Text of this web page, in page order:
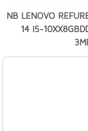
NB LENOVO
14 I5-